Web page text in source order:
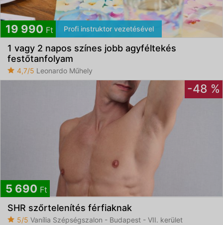
19 990 Ft Profi instruktor vezetésével
1 vagy 2 napos színes jobb agyféltekés
festőtanfolyam
4,7/5 Leonardo Műhely
-48 %
5 690 Ft
SHR szőrtelenítés férfiaknak
5/5 Vanília Szépségszalon - Budapest - VII. kerület